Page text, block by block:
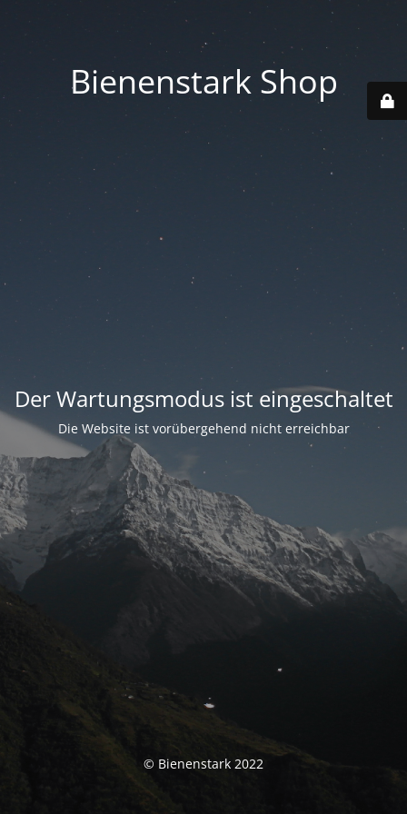
Bienenstark Shop
Der Wartungsmodus ist eingeschaltet
Die Website ist vorübergehend nicht erreichbar
© Bienenstark 2022